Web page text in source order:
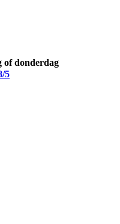
of donderdag
5